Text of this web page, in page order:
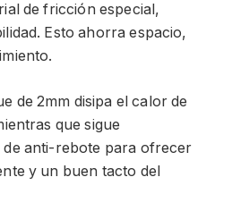
de fricción especial,
Esto ahorra espacio,
de 2mm disipa el calor de
que sigue
anti-rebote para ofrecer
y un buen tacto del